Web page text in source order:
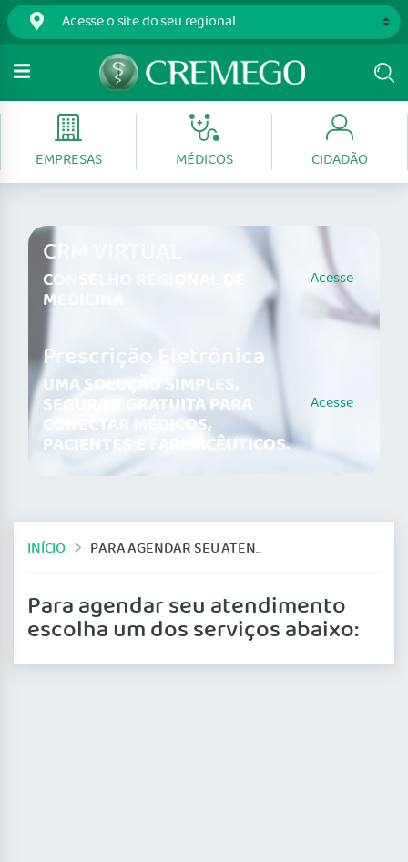
EMPRESAS MÉDICOS CIDADÃO
CRM VIRTUAL
CONSELHO REGIONAL DE
MEDICINA
Acesse
Prescrição Eletrônica
UMA SOLUÇÃO SIMPLES,
SEGURA E GRATUITA PARA
CONECTAR MÉDICOS,
PACIENTES E FARMACÊUTICOS.
Acesse
INÍCIO PARA AGENDAR SEU ATENDIMENTO ESCOLHA UM DOS SERVIÇOS ABAIXO:
Para agendar seu atendimento
escolha um dos serviços abaixo: